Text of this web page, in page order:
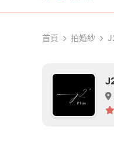
首頁 拍婚紗